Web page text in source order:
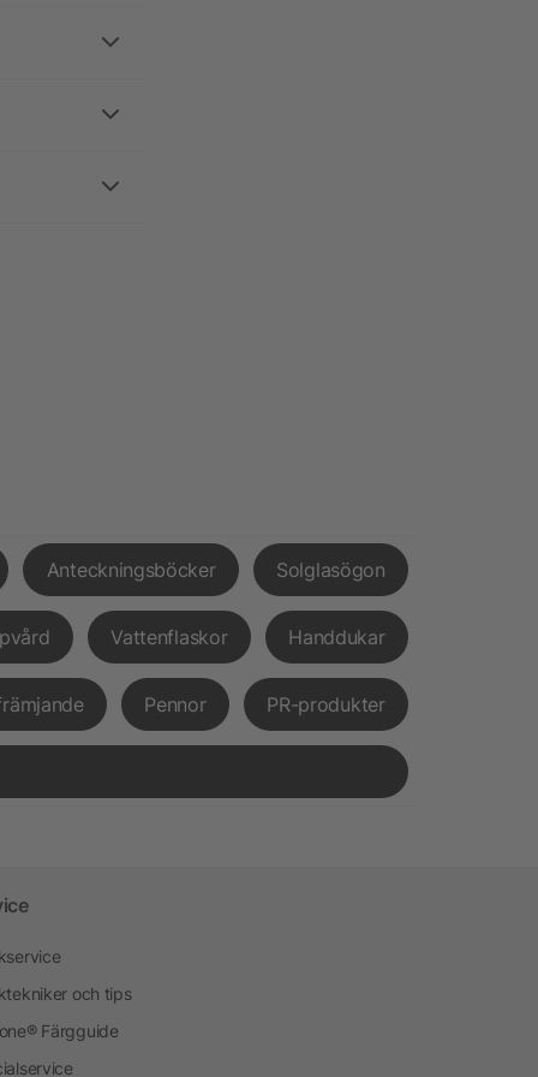
Anteckningsböcker Solglasögon
Vattenflaskor Handdukar
Pennor PR-produkter
och tips
Färgguide